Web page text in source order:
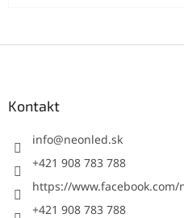
Kontakt
info@neonled.sk
+421 908 783 788
https://www.facebook.com/
+421 908 783 788